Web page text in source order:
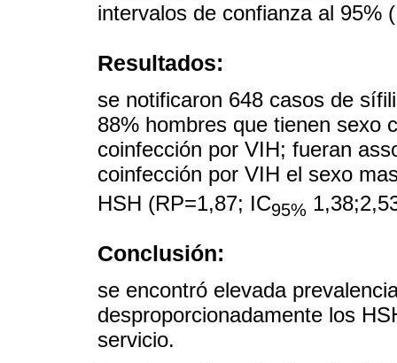
intervalos de confianza al 95%
Resultados:
se notificaron 648 casos de
88% hombres que tienen sexo
coinfección por VIH; fueran
coinfección por VIH el sexo
HSH (RP=1,87; IC95%
Conclusión:
se encontró elevada
desproporcionadamente los
servicio.